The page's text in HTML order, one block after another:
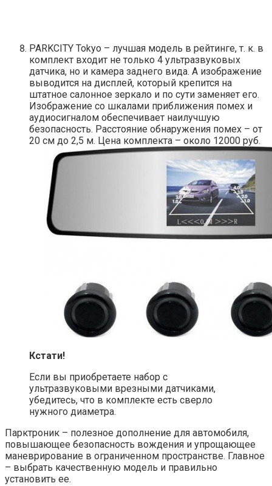
PARKCITY Tokyo – лучшая модель в рейтинге, т. к. в
комплект входит не только 4 ультразвуковых
датчика, но и камера заднего вида. А изображение
выводится на дисплей, который крепится на
штатное салонное зеркало и по сути заменяет его.
Изображение со шкалами приближения помех и
аудиосигналом обеспечивает наилучшую
безопасность. Расстояние обнаружения помех – от
20 см до 2,5 м. Цена комплекта – около 12000 руб.
Кстати!
Если вы приобретаете набор с
ультразвуковыми врезными датчиками,
убедитесь, что в комплекте есть сверло
нужного диаметра.
Парктроник – полезное дополнение для автомобиля,
повышающее безопасность вождения и упрощающее
маневрирование в ограниченном пространстве. Главное
– выбрать качественную модель и правильно
установить ее.